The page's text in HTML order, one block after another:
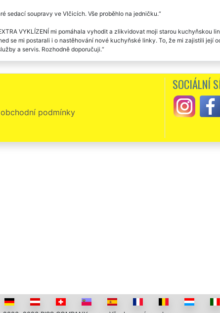
sedací soupravy ve Vlčicích. Vše proběhlo na jedničku.
VYKLÍZENÍ mi pomáhala vyhodit a zlikvidovat moji starou kuchyňskou
se mi postarali i o nastěhování nové kuchyňské linky. To, že mi zajistili její
a servis. Rozhodně doporučuji.
firmu.
podmínky
SOCIÁLNÍ